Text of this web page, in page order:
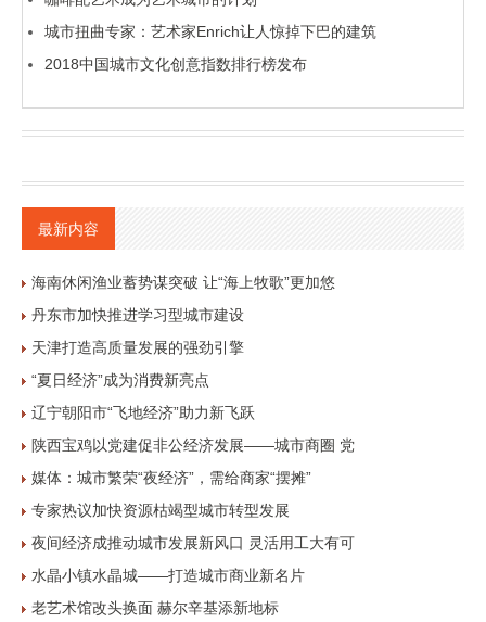
城市扭曲专家：艺术家Enrich让人惊掉下巴的建筑
2018中国城市文化创意指数排行榜发布
最新内容
海南休闲渔业蓄势谋突破 让“海上牧歌”更加悠
丹东市加快推进学习型城市建设
天津打造高质量发展的强劲引擎
“夏日经济”成为消费新亮点
辽宁朝阳市“飞地经济”助力新飞跃
陕西宝鸡以党建促非公经济发展——城市商圈 党
媒体：城市繁荣“夜经济”，需给商家“摆摊”
专家热议加快资源枯竭型城市转型发展
夜间经济成推动城市发展新风口 灵活用工大有可
水晶小镇水晶城——打造城市商业新名片
老艺术馆改头换面 赫尔辛基添新地标